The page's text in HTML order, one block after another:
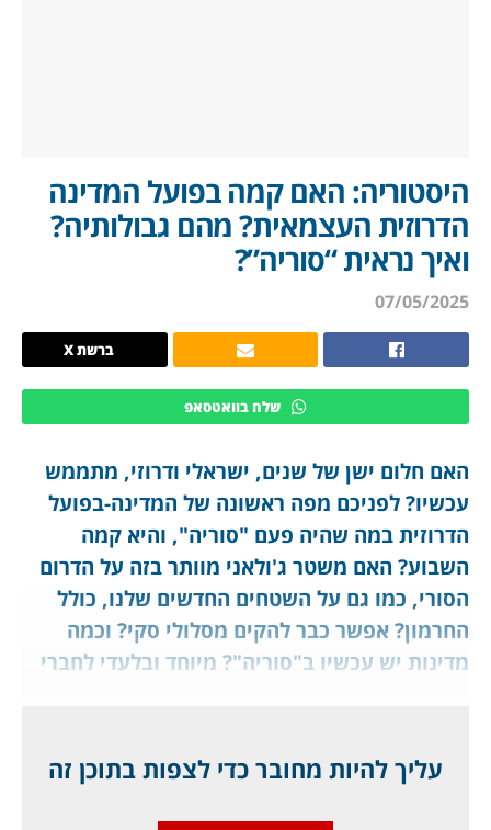
היסטוריה: האם קמה בפועל המדינה
הדרוזית העצמאית? מהם גבולותיה?
ואיך נראית “סוריה”?
07/05/2025
ברשת X
שלח בוואטסאפ
האם חלום ישן של שנים, ישראלי ודרוזי, מתממש
עכשיו? לפניכם מפה ראשונה של המדינה-בפועל
הדרוזית במה שהיה פעם "סוריה", והיא קמה
השבוע? האם משטר ג'ולאני מוותר בזה על הדרום
הסורי, כמו גם על השטחים החדשים שלנו, כולל
החרמון? אפשר כבר להקים מסלולי סקי? וכמה
מדינות יש עכשיו ב"סוריה"? מיוחד ובלעדי לחברי
לאחר מופע הכוח העצום שניהלה ישראל ברחבי
שטחי השליטה של משטר ג'ולאני, כאשר
עליך להיות מחובר כדי לצפות בתוכן זה